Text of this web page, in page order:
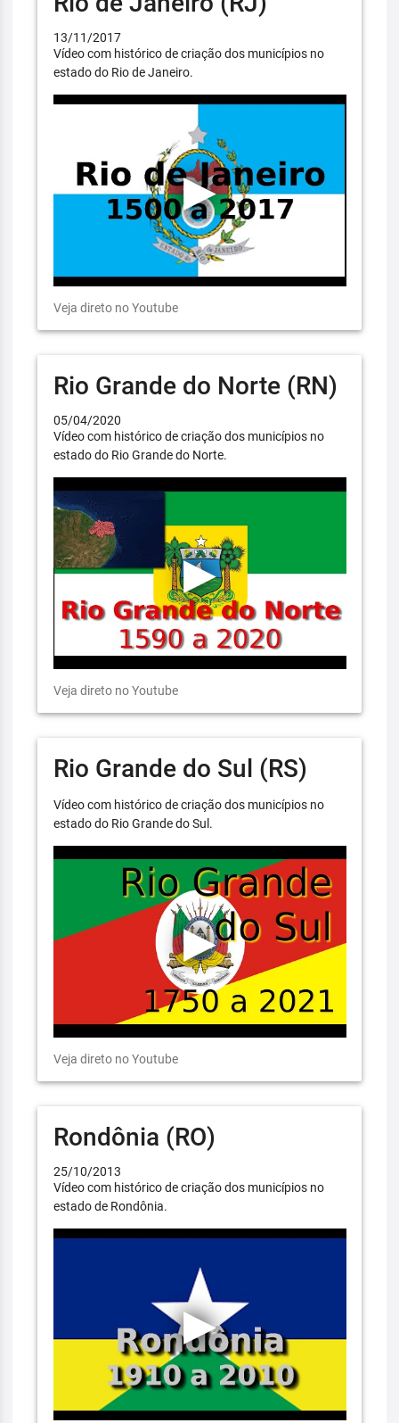
13/11/2017
Vídeo com histórico de criação dos municípios no
estado do Rio de Janeiro.
Veja direto no Youtube
Rio Grande do Norte (RN)
05/04/2020
Vídeo com histórico de criação dos municípios no
estado do Rio Grande do Norte.
Veja direto no Youtube
Rio Grande do Sul (RS)
Vídeo com histórico de criação dos municípios no
estado do Rio Grande do Sul.
Veja direto no Youtube
Rondônia (RO)
25/10/2013
Vídeo com histórico de criação dos municípios no
estado de Rondônia.